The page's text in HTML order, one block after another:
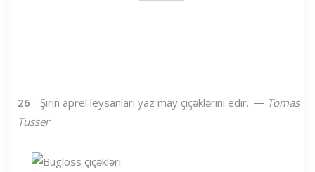
26 . 'Şirin aprel leysanları yaz may çiçəklərini edir.' ― Tomas
Tusser